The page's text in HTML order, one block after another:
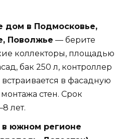
дом в Подмосковье,
Поволжье — берите
коллекторы, площадью
бак 250 л, контроллер
в фасадную
стен. Срок
лет.
южном регионе